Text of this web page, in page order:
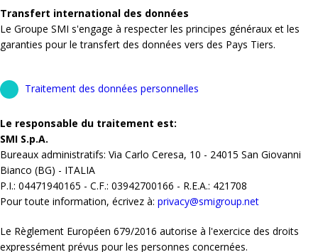
Transfert international des données
Le Groupe SMI s'engage à respecter les principes généraux et les
garanties pour le transfert des données vers des Pays Tiers.
Traitement des données personnelles
Le responsable du traitement est:
SMI S.p.A.
Bureaux administratifs: Via Carlo Ceresa, 10 - 24015 San Giovanni
Bianco (BG) - ITALIA
P.I.: 04471940165 - C.F.: 03942700166 - R.E.A.: 421708
Pour toute information, écrivez à: privacy@smigroup.net
Le Règlement Européen 679/2016 autorise à l'exercice des droits
expressément prévus pour les personnes concernées.